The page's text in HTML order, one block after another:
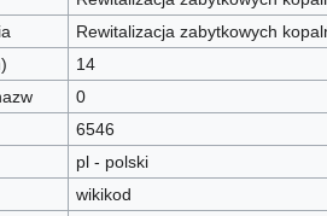
Rewitalizacja zabytkowych
14
0
6546
pl - polski
wikikod